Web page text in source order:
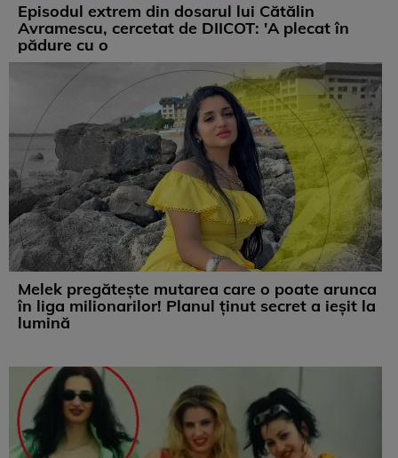
Episodul extrem din dosarul lui Cătălin
Avramescu, cercetat de DIICOT: 'A plecat în
pădure cu o
Melek pregătește mutarea care o poate arunca
în liga milionarilor! Planul ținut secret a ieșit la
lumină